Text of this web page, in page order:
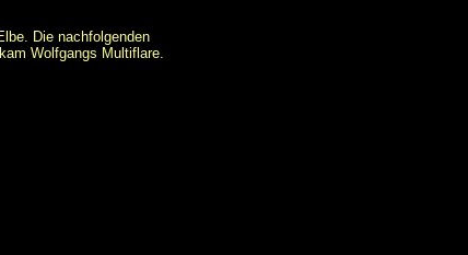
Die nachfolgenden
Wolfgangs Multiflare.